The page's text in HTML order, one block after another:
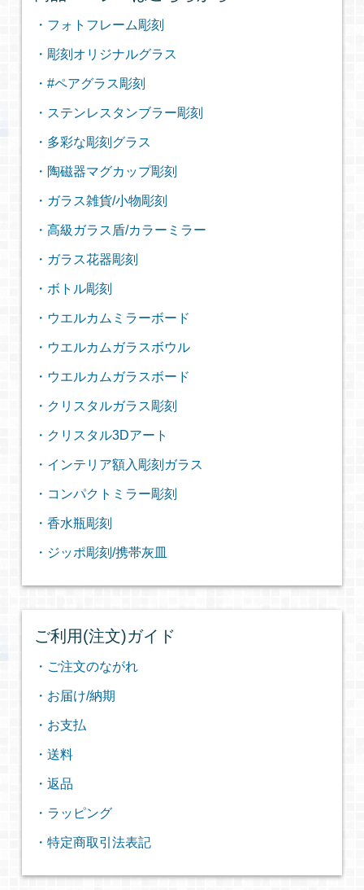
・フォトフレーム彫刻
・彫刻オリジナルグラス
・#ペアグラス彫刻
・ステンレスタンブラー彫刻
・多彩な彫刻グラス
・陶磁器マグカップ彫刻
・ガラス雑貨/小物彫刻
・高級ガラス盾/カラーミラー
・ガラス花器彫刻
・ボトル彫刻
・ウエルカムミラーボード
・ウエルカムガラスボウル
・ウエルカムガラスボード
・クリスタルガラス彫刻
・クリスタル3Dアート
・インテリア額入彫刻ガラス
・コンパクトミラー彫刻
・香水瓶彫刻
・ジッポ彫刻/携帯灰皿
ご利用(注文)ガイド
・ご注文のながれ
・お届け/納期
・お支払
・送料
・返品
・ラッピング
・特定商取引法表記